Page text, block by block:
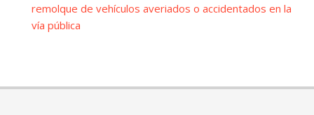
remolque de vehículos averiados o accidentados en la
vía pública